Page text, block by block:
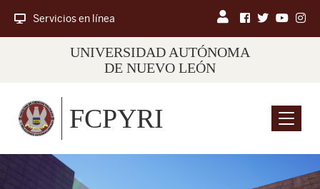
Servicios en línea
UNIVERSIDAD AUTÓNOMA
DE NUEVO LEÓN
Menu
FCPYRI